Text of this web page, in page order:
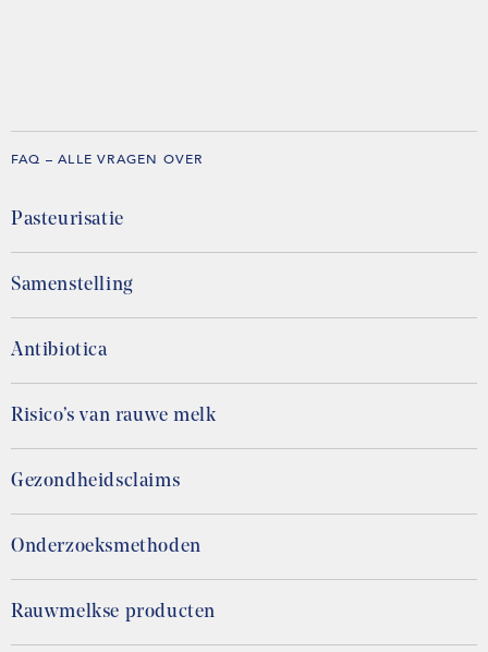
FAQ – ALLE VRAGEN OVER
Pasteurisatie
Samenstelling
Antibiotica
Risico’s van rauwe melk
Gezondheidsclaims
Onderzoeksmethoden
Rauwmelkse producten